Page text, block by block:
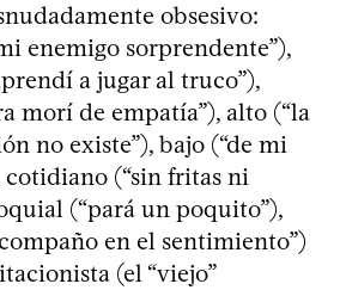
obsesivo:
enemigo sorprendente”),
a jugar al truco”),
morí de empatía”), alto (“la
no existe”), bajo (“de mi
(“sin fritas ni
(“pará un poquito”),
en el sentimiento”)
(el “viejo”